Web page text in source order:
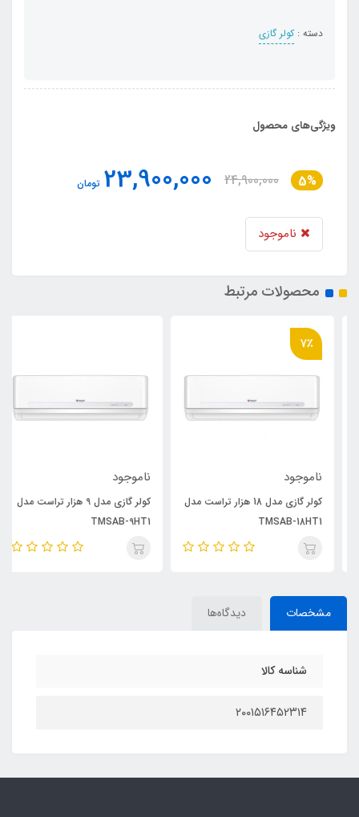
دسته :کولر گازی
ویژگی‌های محصول
5%
24,900,000
23,900,000 تومان
ناموجود
محصولات مرتبط
7٪
ناموجود
کولر گازی مدل 18 هزار تراست مدل
TMSAB-18HT1
ناموجود
کولر گازی مدل 9 هزار تراست مدل
TMSAB-9HT1
مشخصات دیدگاه‌ها
شناسه کالا
۲۰۰۱۵۱۶۴۵۲۳۱۴